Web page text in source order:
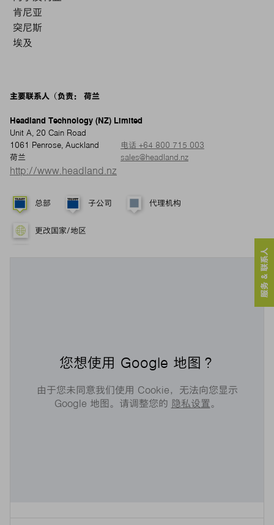
肯尼亚
突尼斯
埃及
主要联系人（负责： 荷兰
Headland Technology (NZ) Limited
Unit A, 20 Cain Road
1061 Penrose, Auckland
荷兰
电话 +64 800 715 003
sales@headland.nz
http://www.headland.nz
总部 子公司 代理机构
更改国家/地区
您想使用 Google 地图？
由于您未同意我们使用 Cookie，无法向您显示
Google 地图。请调整您的 隐私设置。
服务 & 联系人